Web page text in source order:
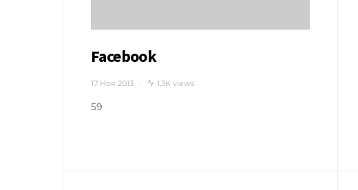
Facebook
17 Ноя 2013 1,3K views
59